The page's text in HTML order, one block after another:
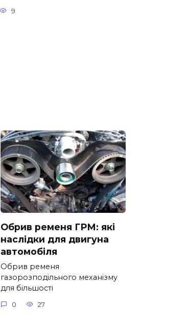
9
Обрив ременя ГРМ: які
наслідки для двигуна
автомобіля
Обрив ременя
газорозподільного механізму
для більшості
0 27